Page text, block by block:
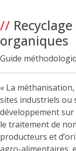
//
organiques
Guide
« La
sites industriels ou
développement
le traitement de
producteurs et
agro-alimentaires,